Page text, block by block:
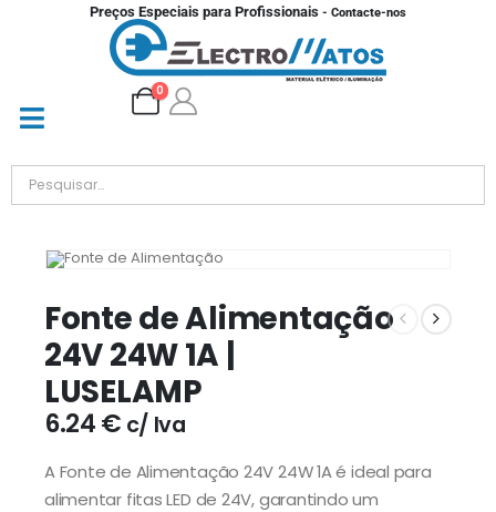
Preços Especiais para Profissionais - Contacte-nos
0
Fonte de Alimentação
24V 24W 1A |
LUSELAMP
6.24€ c/ Iva
A Fonte de Alimentação 24V 24W 1A é ideal para
alimentar fitas LED de 24V, garantindo um